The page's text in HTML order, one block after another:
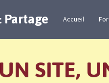
Partage Accueil
UN SITE,